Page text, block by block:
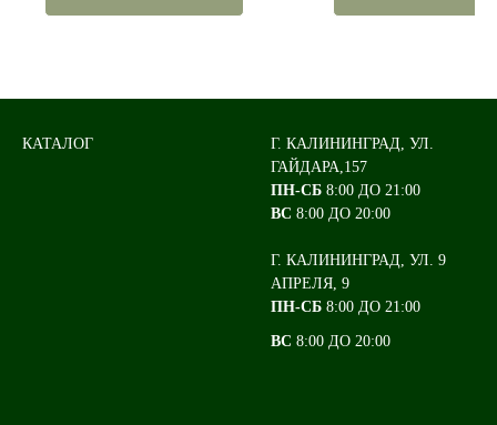
КАТАЛОГ
Г. КАЛИНИНГРАД, УЛ.
ГАЙДАРА,157
ПН-СБ 8:00 ДО 21:00
ВС 8:00 ДО 20:00
Г. КАЛИНИНГРАД, УЛ. 9
АПРЕЛЯ, 9
ПН-СБ 8:00 ДО 21:00
ВС 8:00 ДО 20:00